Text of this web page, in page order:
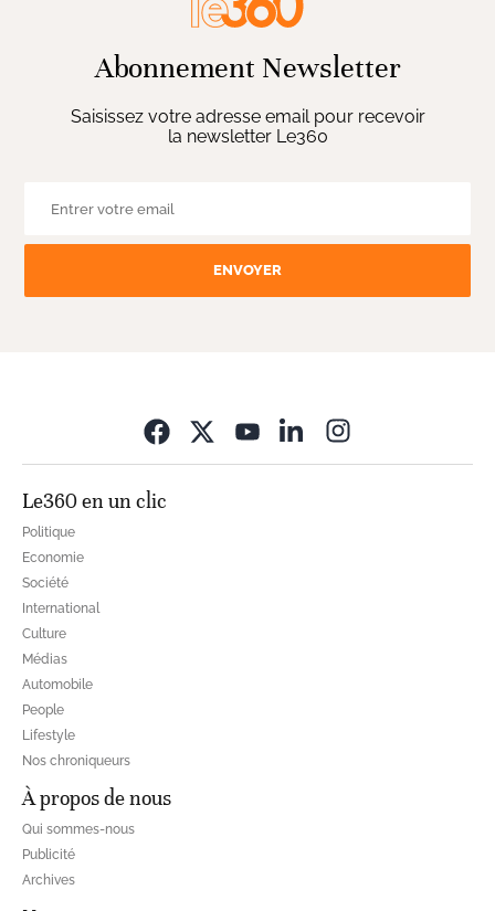
Abonnement Newsletter
Saisissez votre adresse email pour recevoir
la newsletter Le360
ENVOYER
Le360 en un clic
Politique
Economie
Société
International
Culture
Médias
Automobile
People
Lifestyle
Nos chroniqueurs
À propos de nous
Qui sommes-nous
Publicité
Archives